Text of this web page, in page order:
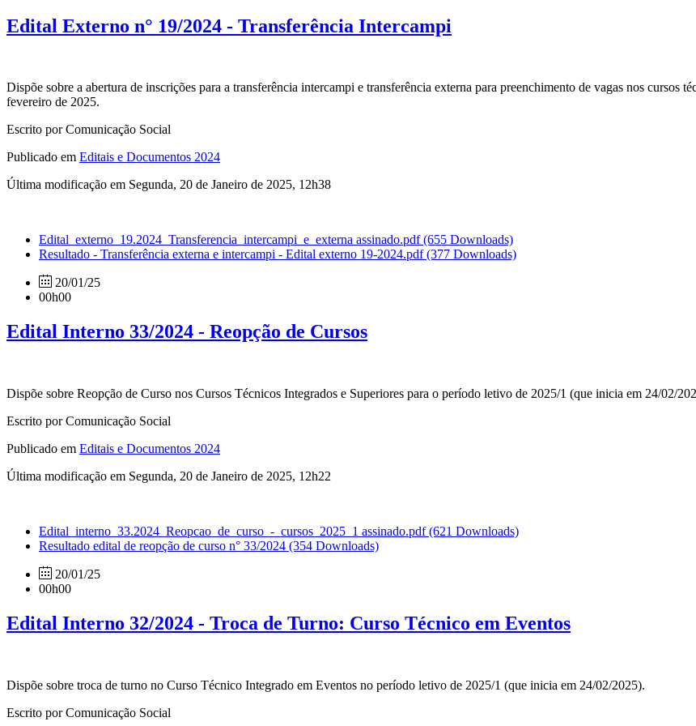
Edital Externo n° 19/2024 - Transferência Intercampi
Dispõe sobre a abertura de inscrições para a transferência intercampi e transferência externa para preenchimento de vagas nos
fevereiro de 2025.
Escrito por Comunicação Social
Publicado em Editais e Documentos 2024
Última modificação em Segunda, 20 de Janeiro de 2025, 12h38
Edital_externo_19.2024_Transferencia_intercampi_e_externa assinado.pdf(655 Downloads)
Resultado - Transferência externa e intercampi - Edital externo 19-2024.pdf(377 Downloads)
20/01/25
00h00
Edital Interno 33/2024 - Reopção de Cursos
Dispõe sobre Reopção de Curso nos Cursos Técnicos Integrados e Superiores para o período letivo de 2025/1 (que inicia em 24/02/
Escrito por Comunicação Social
Publicado em Editais e Documentos 2024
Última modificação em Segunda, 20 de Janeiro de 2025, 12h22
Edital_interno_33.2024_Reopcao_de_curso_-_cursos_2025_1 assinado.pdf(621 Downloads)
Resultado edital de reopção de curso n° 33/2024 (354 Downloads)
20/01/25
00h00
Edital Interno 32/2024 - Troca de Turno: Curso Técnico em Eventos
Dispõe sobre troca de turno no Curso Técnico Integrado em Eventos no período letivo de 2025/1 (que inicia em 24/02/2025).
Escrito por Comunicação Social